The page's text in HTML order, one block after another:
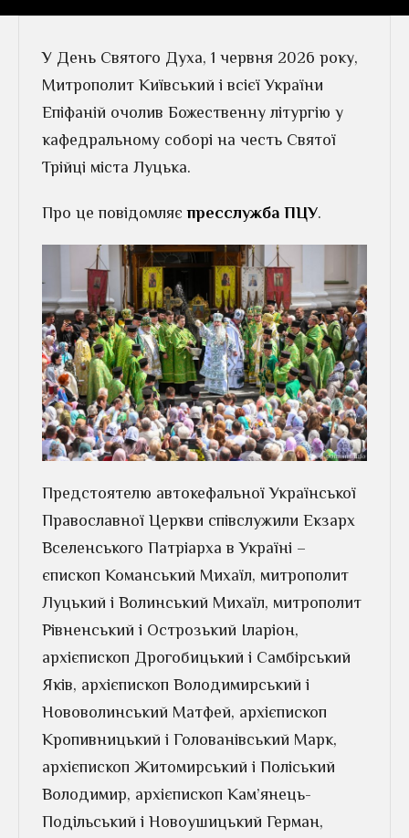
У День Святого Духа, 1 червня 2026 року,
Митрополит Київський і всієї України
Епіфаній очолив Божественну літургію у
кафедральному соборі на честь Святої
Трійці міста Луцька.
Про це повідомляєпресслужба ПЦУ.
Предстоятелю автокефальної Української
Православної Церкви співслужили Екзарх
Вселенського Патріарха в Україні –
єпископ Команський Михаїл, митрополит
Луцький і Волинський Михаїл, митрополит
Рівненський і Острозький Іларіон,
архієпископ Дрогобицький і Самбірський
Яків, архієпископ Володимирський і
Нововолинський Матфей, архієпископ
Кропивницький і Голованівський Марк,
архієпископ Житомирський і Поліський
Володимир, архієпископ Кам’янець-
Подільський і Новоушицький Герман,